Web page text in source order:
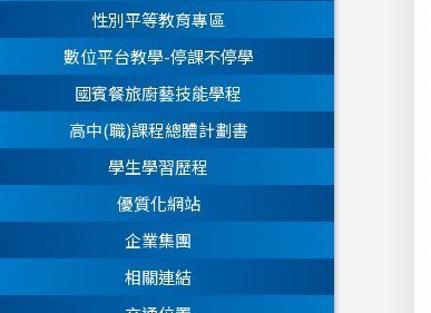
性別平等教育專區
數位平台教學-停課不停學
國賓餐旅廚藝技能學程
高中(職)課程總體計劃書
學生學習歷程
優質化網站
企業集團
相關連結